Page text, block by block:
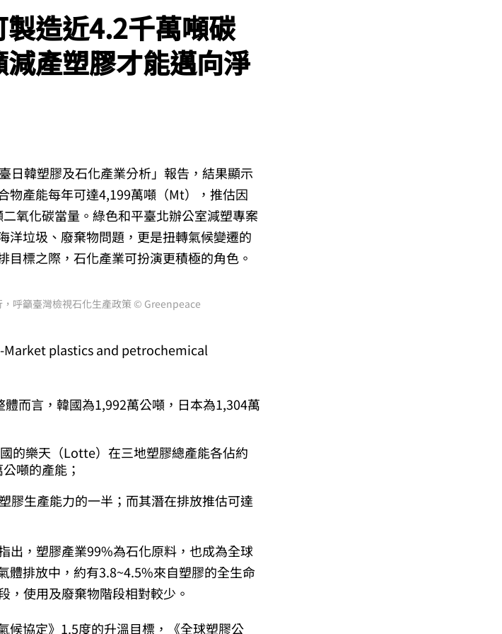
造近4.2千萬噸碳
產塑膠才能邁向淨
日韓塑膠及石化產業分析」報告，結果顯示
物產能每年可達4,199萬噸（Mt），推估因
氧化碳當量。綠色和平臺北辦公室減塑專案
洋垃圾、廢棄物問題，更是扭轉氣候變遷的
標之際，石化產業可扮演更積極的角色。
呼籲臺灣檢視石化生產政策 © Greenpeace
Market plastics and petrochemical
而言，韓國為1,992萬公噸，日本為1,304萬
的樂天（Lotte）在三地塑膠總產能各佔約
噸的產能；
膠生產能力的一半；而其潛在排放推估可達
出，塑膠產業99%為石化原料，也成為全球
體排放中，約有3.8~4.5%來自塑膠的全生命
，使用及廢棄物階段相對較少。
候協定》1.5度的升溫目標，《全球塑膠公